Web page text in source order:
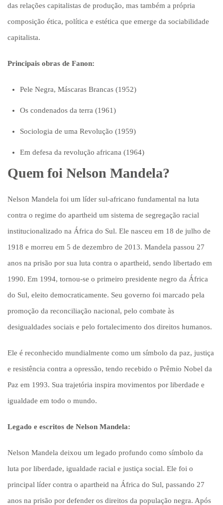
das relações capitalistas de produção, mas também a própria
composição ética, política e estética que emerge da sociabilidade
capitalista.
Principais obras de Fanon:
Pele Negra, Máscaras Brancas (1952)
Os condenados da terra (1961)
Sociologia de uma Revolução (1959)
Em defesa da revolução africana (1964)
Quem foi Nelson Mandela?
Nelson Mandela foi um líder sul-africano fundamental na luta
contra o regime do apartheid um sistema de segregação racial
institucionalizado na África do Sul. Ele nasceu em 18 de julho de
1918 e morreu em 5 de dezembro de 2013. Mandela passou 27
anos na prisão por sua luta contra o apartheid, sendo libertado em
1990. Em 1994, tornou-se o primeiro presidente negro da África
do Sul, eleito democraticamente. Seu governo foi marcado pela
promoção da reconciliação nacional, pelo combate às
desigualdades sociais e pelo fortalecimento dos direitos humanos.
Ele é reconhecido mundialmente como um símbolo da paz, justiça
e resistência contra a opressão, tendo recebido o Prêmio Nobel da
Paz em 1993. Sua trajetória inspira movimentos por liberdade e
igualdade em todo o mundo.
Legado e escritos de Nelson Mandela:
Nelson Mandela deixou um legado profundo como símbolo da
luta por liberdade, igualdade racial e justiça social. Ele foi o
principal líder contra o apartheid na África do Sul, passando 27
anos na prisão por defender os direitos da população negra. Após